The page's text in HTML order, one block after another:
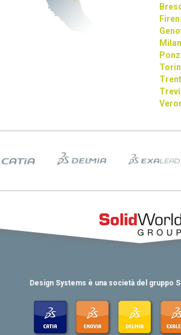
Design Systems è una società del gruppo